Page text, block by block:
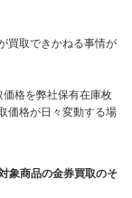
買取できかねる事情が
格を弊社保有在庫枚
価格が日々変動する場
象商品の金券買取のそ